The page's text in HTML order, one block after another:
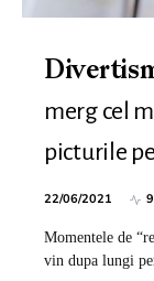
merg cel
picturile
22/06/2021
Momentele de
vin dupa lungi